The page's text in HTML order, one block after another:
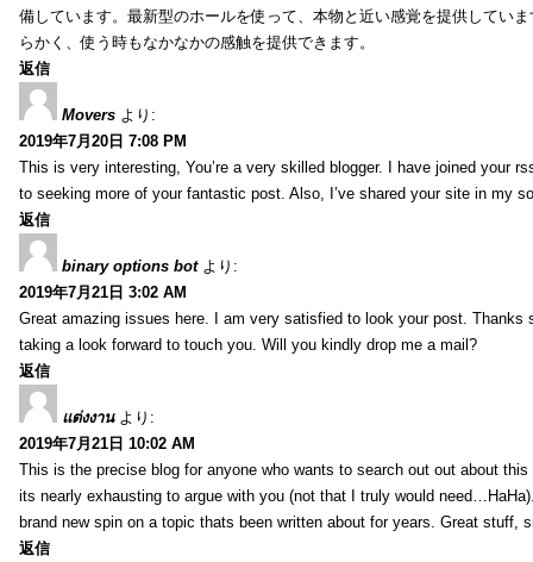
備しています。最新型のホールを使って、本物と近い感覚を提供してい
らかく、使う時もなかなかの感触を提供できます。
返信
Movers より:
2019年7月20日 7:08 PM
This is very interesting, You’re a very skilled blogger. I have joined your
to seeking more of your fantastic post. Also, I’ve shared your site in my
返信
binary options bot より:
2019年7月21日 3:02 AM
Great amazing issues here. I am very satisfied to look your post. Thanks
taking a look forward to touch you. Will you kindly drop me a mail?
返信
แต่งงาน より:
2019年7月21日 10:02 AM
This is the precise blog for anyone who wants to search out out about
its nearly exhausting to argue with you (not that I truly would
brand new spin on a topic thats been written about for years. Great stuff,
返信